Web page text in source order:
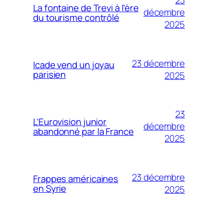
La fontaine de Trevi à l’ère
du tourisme contrôlé
décembre
2025
Icade vend un joyau
parisien
23 décembre
2025
L’Eurovision junior
abandonné par la France
23
décembre
2025
Frappes américaines
en Syrie
23 décembre
2025